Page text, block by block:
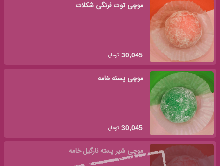
موچی توت فرنگی شکلات
30,045 تومان
موچی پسته خامه
30,045 تومان
موچی شیر پسته نارگیل خامه